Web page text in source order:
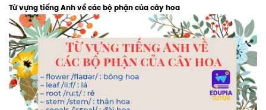
Từ vựng tiếng Anh về các bộ phận của cây hoa